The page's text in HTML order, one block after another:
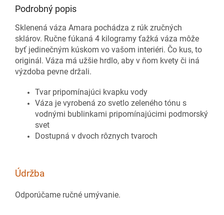
Podrobný popis
Sklenená váza Amara pochádza z rúk zručných
sklárov. Ručne fúkaná 4 kilogramy ťažká váza môže
byť jedinečným kúskom vo vašom interiéri. Čo kus, to
originál. Váza má užšie hrdlo, aby v ňom kvety či iná
výzdoba pevne držali.
Tvar pripomínajúci kvapku vody
Váza je vyrobená zo svetlo zeleného tónu s
vodnými bublinkami pripomínajúcimi podmorský
svet
Dostupná v dvoch rôznych tvaroch
Údržba
Odporúčame ručné umývanie.